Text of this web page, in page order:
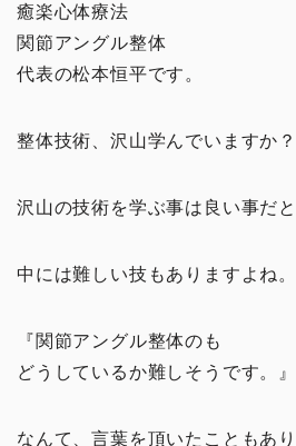
癒楽心体療法
関節アングル整体
代表の松本恒平です。
整体技術、沢山学んでいますか？
沢山の技術を学ぶ事は良い事だと
中には難しい技もありますよね。
『関節アングル整体のも
どうしているか難しそうです。』
なんて、言葉を頂いたこともあり